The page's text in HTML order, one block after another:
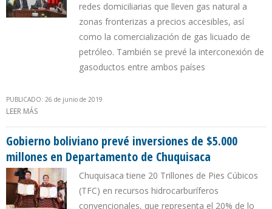
redes domiciliarias que lleven gas natural a
zonas fronterizas a precios accesibles, así
como la comercialización de gas licuado de
petróleo. También se prevé la interconexión de
gasoductos entre ambos países
PUBLICADO: 26 de junio de 2019
LEER MÁS
Gobierno boliviano prevé inversiones de $5.000
millones en Departamento de Chuquisaca
Chuquisaca tiene 20 Trillones de Pies Cúbicos
(TFC) en recursos hidrocarburíferos
convencionales, que representa el 20% de lo